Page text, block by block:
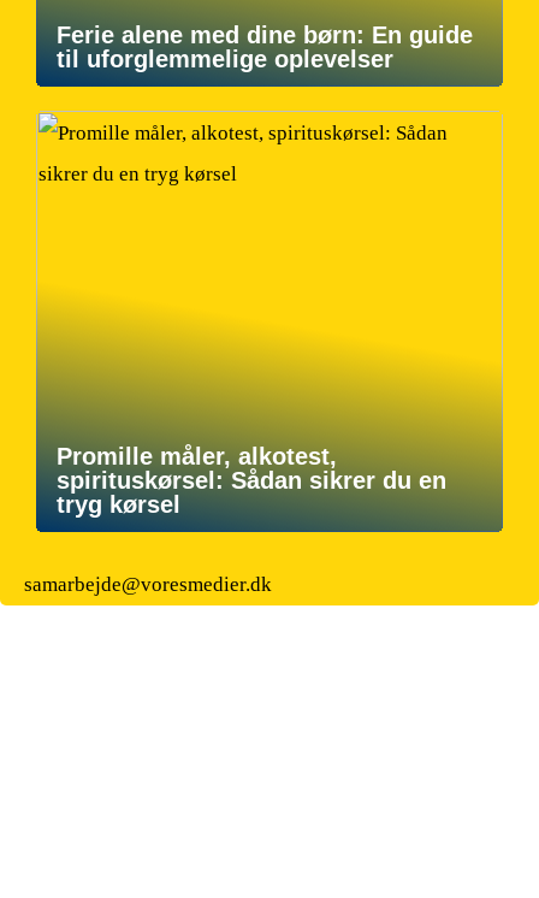
Ferie alene med dine børn: En guide
til uforglemmelige oplevelser
Promille måler, alkotest,
spirituskørsel: Sådan sikrer du en
tryg kørsel
samarbejde@voresmedier.dk